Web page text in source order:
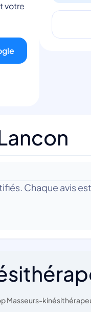
votre
Chaque avis
Masseurs-